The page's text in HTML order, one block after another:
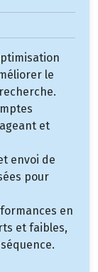
le
et
envoi de
pour
en
et faibles,